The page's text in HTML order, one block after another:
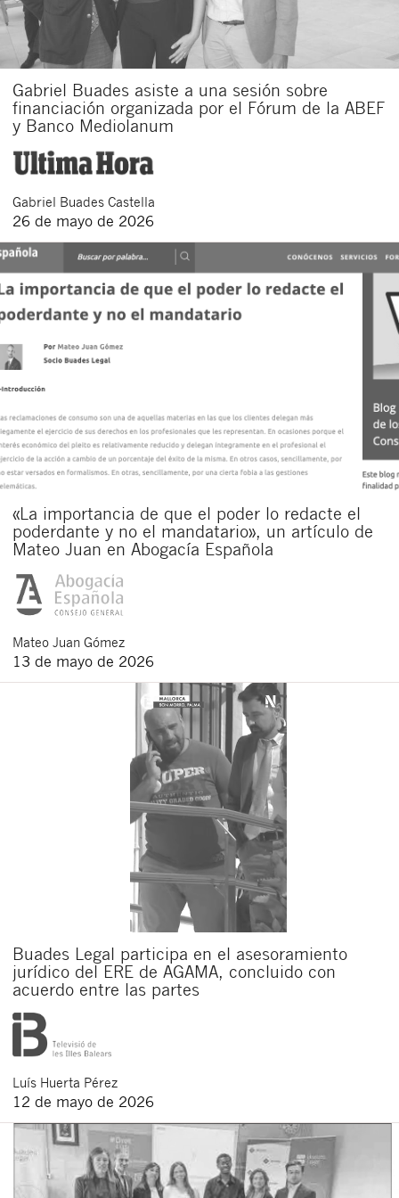
Gabriel Buades asiste a una sesión sobre
financiación organizada por el Fórum de la ABEF
y Banco Mediolanum
Gabriel Buades Castella
26 de mayo de 2026
«La importancia de que el poder lo redacte el
poderdante y no el mandatario», un artículo de
Mateo Juan en Abogacía Española
Mateo Juan Gómez
13 de mayo de 2026
Buades Legal participa en el asesoramiento
jurídico del ERE de AGAMA, concluido con
acuerdo entre las partes
Luís Huerta Pérez
12 de mayo de 2026